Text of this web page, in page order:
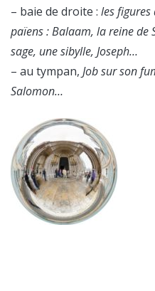
– baie de droite : les figures
païens : Balaam, la reine de
sage, une sibylle, Joseph…
– au tympan, Job sur son
Salomon…